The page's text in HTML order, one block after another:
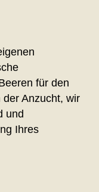
für den
Anzucht, wir
und
Ihres